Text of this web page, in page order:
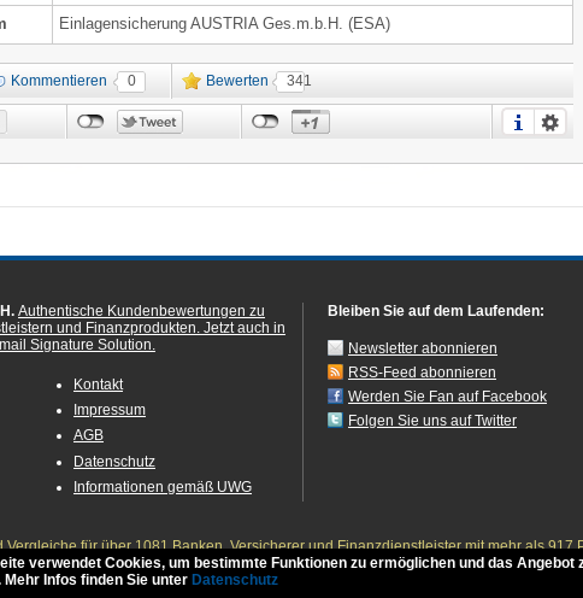
Einlagensicherung AUSTRIA Ges.m.b.H. (ESA)
Kommentieren 0 Bewerten 341
Authentische Kundenbewertungen zu
und Finanzprodukten. Jetzt auch in
Signature Solution.
Kontakt
Impressum
AGB
Datenschutz
Informationen gemäß UWG
Bleiben Sie auf dem Laufenden:
Newsletter abonnieren
RSS-Feed abonnieren
Werden Sie Fan auf Facebook
Folgen Sie uns auf Twitter
für über 1081 Banken, Versicherer und Finanzdienstleister mit mehr als 917
verwendet Cookies, um bestimmte Funktionen zu ermöglichen und das Angebot
Infos finden Sie unter Datenschutz